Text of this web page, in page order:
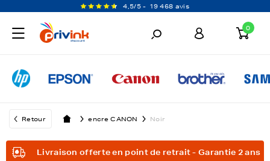
4,5/5 - 19 468 avis
0
Retour encre CANON Noir
Livraison offerte en point de retrait - Garantie 2 ans